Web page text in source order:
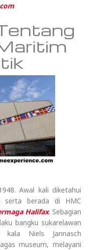
Awal kali diketahui
serta berada di HMC
Halifax. Sebagian
bangku sukarelawan
Niels Jannasch
museum, melayani